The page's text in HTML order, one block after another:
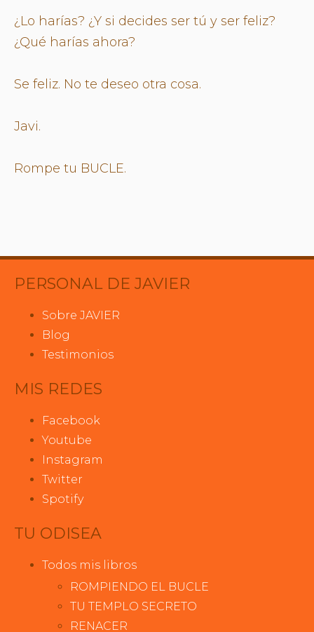
¿Lo harías? ¿Y si decides ser tú y ser feliz?
¿Qué harías ahora?
Se feliz. No te deseo otra cosa.
Javi.
Rompe tu BUCLE.
PERSONAL DE JAVIER
Sobre JAVIER
Blog
Testimonios
MIS REDES
Facebook
Youtube
Instagram
Twitter
Spotify
TU ODISEA
Todos mis libros
ROMPIENDO EL BUCLE
TU TEMPLO SECRETO
RENACER